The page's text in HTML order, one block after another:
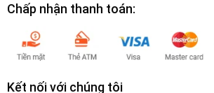
Chấp nhận thanh toán:
Kết nối với chúng tôi